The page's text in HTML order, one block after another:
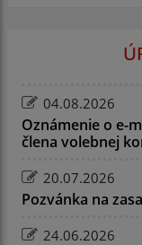
04.08.2026
Oznámenie o e-
člena volebnej
20.07.2026
Pozvánka na
24.06.2026